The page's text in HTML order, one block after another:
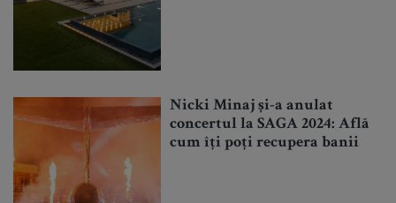
Nicki Minaj și-a anulat
concertul la SAGA 2024: Află
cum îți poți recupera banii